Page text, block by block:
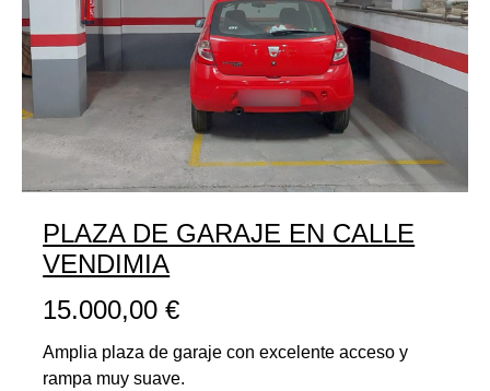
PLAZA DE GARAJE EN CALLE
VENDIMIA
15.000,00€
Amplia plaza de garaje con excelente acceso y
rampa muy suave.